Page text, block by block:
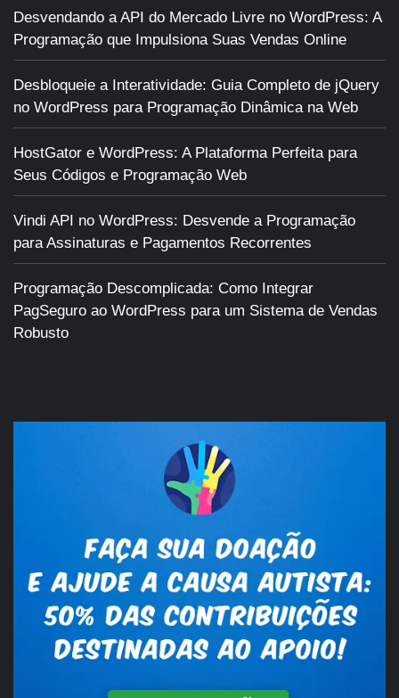
Desvendando a API do Mercado Livre no WordPress: A
Programação que Impulsiona Suas Vendas Online
Desbloqueie a Interatividade: Guia Completo de jQuery
no WordPress para Programação Dinâmica na Web
HostGator e WordPress: A Plataforma Perfeita para
Seus Códigos e Programação Web
Vindi API no WordPress: Desvende a Programação
para Assinaturas e Pagamentos Recorrentes
Programação Descomplicada: Como Integrar
PagSeguro ao WordPress para um Sistema de Vendas
Robusto